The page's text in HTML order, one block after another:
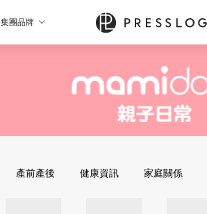
集團品牌
產前產後 健康資訊 家庭關係